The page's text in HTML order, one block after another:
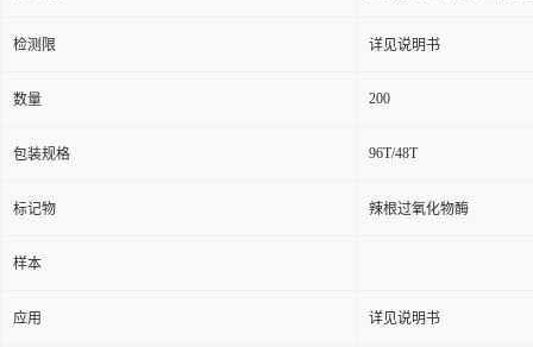
检测限 详见说明书
数量 200
包装规格 96T/48T
标记物 辣根过氧化物酶
样本
应用 详见说明书